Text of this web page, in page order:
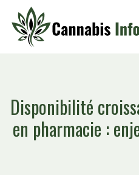
Disponibilité
en pharmacie :